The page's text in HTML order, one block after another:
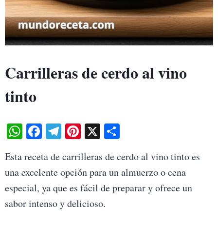
Carrilleras de cerdo al vino
tinto
W
ts
A
pp
Fa
bo
ok
Te
gr
a
m
Pi
er
es
t
X S
re
Esta receta de carrilleras de cerdo al vino tinto es
una excelente opción para un almuerzo o cena
especial, ya que es fácil de preparar y ofrece un
sabor intenso y delicioso.